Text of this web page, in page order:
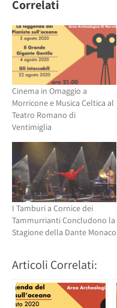
apre
una
nuova
finestra)
nuova
finestra)
Correlati
Cinema in Omaggio a
Morricone e Musica Celtica al
Teatro Romano di
Ventimiglia
I Tamburi a Cornice dei
Tammurrianti Concludono la
Stagione della Dante Monaco
Articoli Correlati: